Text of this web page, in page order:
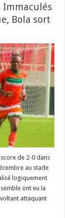
Immaculés
Bola sort
de 2-0 dans
au stade
logiquement
ont eu la
attaquant